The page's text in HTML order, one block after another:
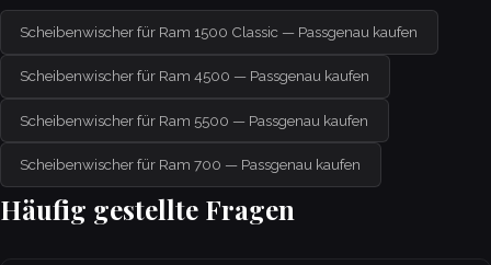
Scheibenwischer für Ram 1500 Classic — Passgenau kaufen
Scheibenwischer für Ram 4500 — Passgenau kaufen
Scheibenwischer für Ram 5500 — Passgenau kaufen
Scheibenwischer für Ram 700 — Passgenau kaufen
Häufig gestellte Fragen